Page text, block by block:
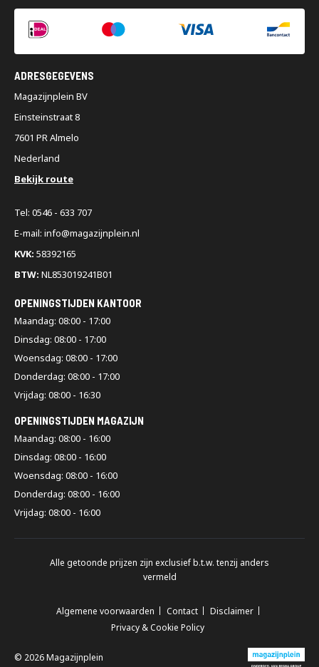
ADRESGEGEVENS
Magazijnplein BV
Einsteinstraat 8
7601 PR Almelo
Nederland
Bekijk route
Tel: 0546 - 633 707
E-mail: info@magazijnplein.nl
KVK: 58392165
BTW: NL853019241B01
OPENINGSTIJDEN KANTOOR
Maandag: 08:00 - 17:00
Dinsdag: 08:00 - 17:00
Woensdag: 08:00 - 17:00
Donderdag: 08:00 - 17:00
Vrijdag: 08:00 - 16:30
OPENINGSTIJDEN MAGAZIJN
Maandag: 08:00 - 16:00
Dinsdag: 08:00 - 16:00
Woensdag: 08:00 - 16:00
Donderdag: 08:00 - 16:00
Vrijdag: 08:00 - 16:00
Alle getoonde prijzen zijn exclusief b.t.w. tenzij anders
vermeld
Algemene voorwaarden Contact
Disclaimer
Privacy & Cookie Policy
© 2026 Magazijnplein